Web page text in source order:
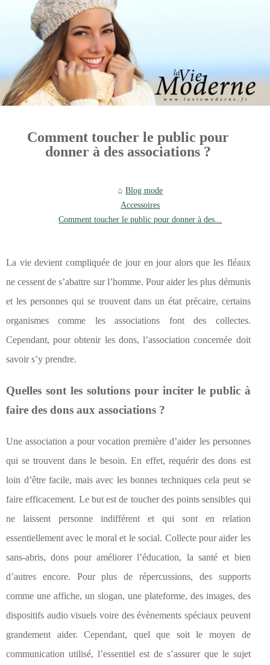
Comment toucher le public pour
donner à des associations ?
Blog mode
Accessoires
Comment toucher le public pour donner à des...
La vie devient compliquée de jour en jour alors que les fléaux
ne cessent de s’abattre sur l’homme. Pour aider les plus démunis
et les personnes qui se trouvent dans un état précaire, certains
organismes comme les associations font des collectes.
Cependant, pour obtenir les dons, l’association concernée doit
savoir s’y prendre.
Quelles sont les solutions pour inciter le public à
faire des dons aux associations ?
Une association a pour vocation première d’aider les personnes
qui se trouvent dans le besoin. En effet, requérir des dons est
loin d’être facile, mais avec les bonnes techniques cela peut se
faire efficacement. Le but est de toucher des points sensibles qui
ne laissent personne indifférent et qui sont en relation
essentiellement avec le moral et le social. Collecte pour aider les
sans-abris, dons pour améliorer l’éducation, la santé et bien
d’autres encore. Pour plus de répercussions, des supports
comme une affiche, un slogan, une plateforme, des images, des
dispositifs audio visuels voire des évènements spéciaux peuvent
grandement aider. Cependant, quel que soit le moyen de
communication utilisé, l’essentiel est de s’assurer que le sujet